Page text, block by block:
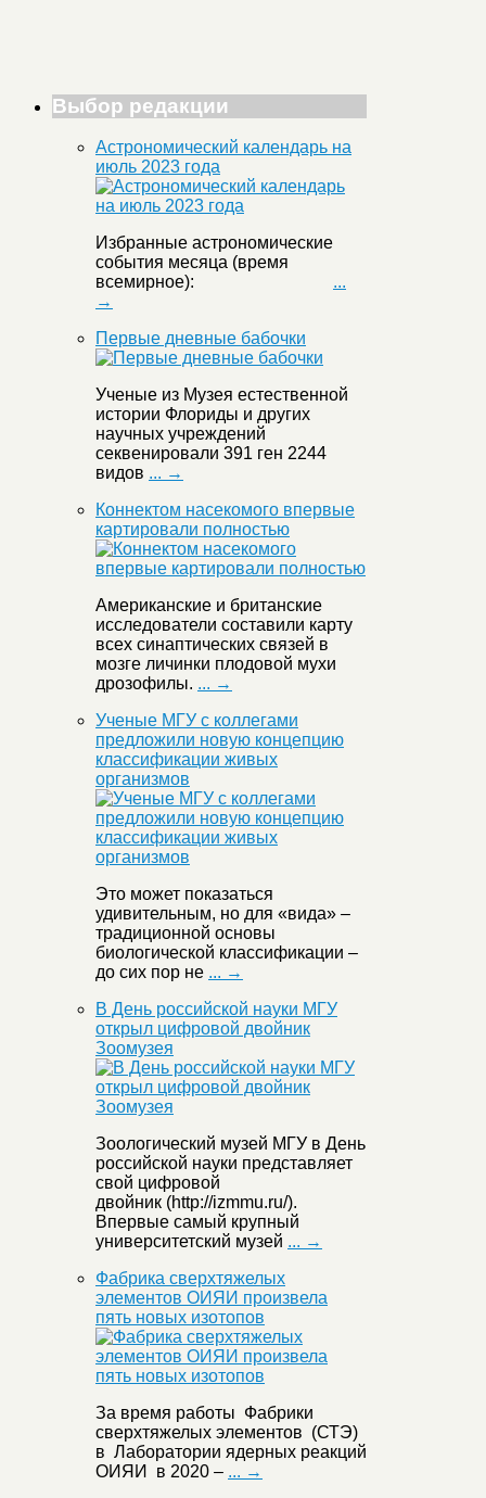
Выбор редакции
Астрономический календарь на
июль 2023 года
Избранные астрономические
события месяца (время
всемирное): ...
→
Первые дневные бабочки
Ученые из Музея естественной
истории Флориды и других
научных учреждений
секвенировали 391 ген 2244
видов ... →
Коннектом насекомого впервые
картировали полностью
Американские и британские
исследователи составили карту
всех синаптических связей в
мозге личинки плодовой мухи
дрозофилы. ... →
Ученые МГУ с коллегами
предложили новую концепцию
классификации живых
организмов
Это может показаться
удивительным, но для «вида» –
традиционной основы
биологической классификации –
до сих пор не ... →
В День российской науки МГУ
открыл цифровой двойник
Зоомузея
Зоологический музей МГУ в День
российской науки представляет
свой цифровой
двойник (http://izmmu.ru/).
Впервые самый крупный
университетский музей ... →
Фабрика сверхтяжелых
элементов ОИЯИ произвела
пять новых изотопов
За время работы Фабрики
сверхтяжелых элементов (СТЭ)
в Лаборатории ядерных реакций
ОИЯИ в 2020 – ... →